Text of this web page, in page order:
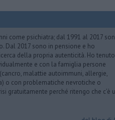
come psichiatra; dal 1991 al 2017
Dal 2017 sono in pensione e ho
della propria autenticità. Ho tenuto
e con la famiglia persone
malattie autoimmuni, allergie,
o con problematiche nevrotiche o
gratuitamente perché ritengo che c’è